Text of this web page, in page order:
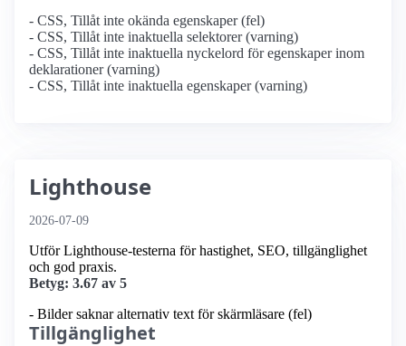
- CSS, Tillåt inte okända egenskaper (fel)
- CSS, Tillåt inte inaktuella selektorer (varning)
- CSS, Tillåt inte inaktuella nyckelord för egenskaper inom
deklarationer (varning)
- CSS, Tillåt inte inaktuella egenskaper (varning)
Lighthouse
2026-07-09
Utför Lighthouse-testerna för hastighet, SEO, tillgänglighet
och god praxis.
Betyg: 3.67 av 5
- Bilder saknar alternativ text för skärmläsare (fel)
Tillgänglighet